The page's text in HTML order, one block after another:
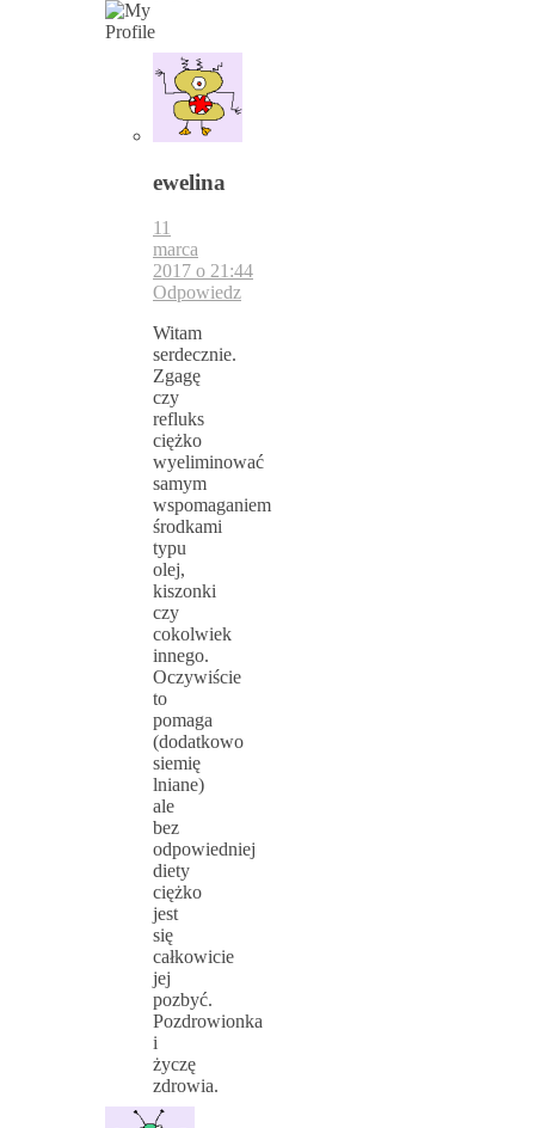
ewelina
11
marca
2017 o 21:44
Odpowiedz
Witam
serdecznie.
Zgagę
czy
refluks
ciężko
wyeliminować
samym
wspomaganiem
środkami
typu
olej,
kiszonki
czy
cokolwiek
innego.
Oczywiście
to
pomaga
(dodatkowo
siemię
lniane)
ale
bez
odpowiedniej
diety
ciężko
jest
się
całkowicie
jej
pozbyć.
Pozdrowionka
i
życzę
zdrowia.